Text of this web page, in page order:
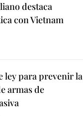
destaca
con Vietnam
ley para prevenir la
armas de